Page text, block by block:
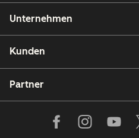
Unternehmen
Kunden
Partner